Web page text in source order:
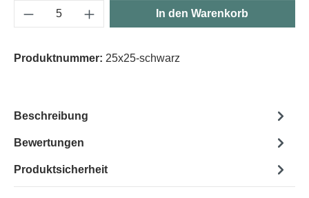
Produkt Anzahl: Gib den gewünschten
In den Warenkorb
Produktnummer: 25x25-schwarz
Beschreibung
Bewertungen
Produktsicherheit